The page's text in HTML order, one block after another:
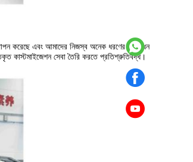
করেছে এবং আমাদের নিজস্ব অনেক ধরণের সংশোধন
কাস্টমাইজেশন সেবা তৈরি করতে প্রতিশ্রুতিবদ্ধ।